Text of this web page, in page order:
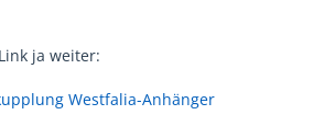
ja weiter:
Westfalia-Anhänger